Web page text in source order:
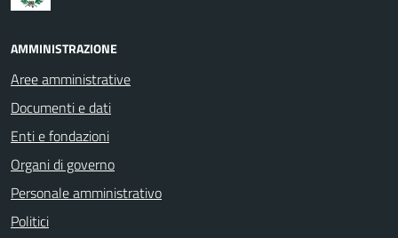
AMMINISTRAZIONE
Aree amministrative
Documenti e dati
Enti e fondazioni
Organi di governo
Personale amministrativo
Politici